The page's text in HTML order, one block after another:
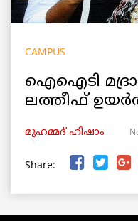
CAMPUS
ഐഐടി
ലത്തീഫ്
മുഹമ്മദ് ഹിഷാം
Share: